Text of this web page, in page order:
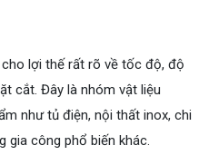
lợi thế rất rõ về tốc độ, độ
cắt. Đây là nhóm vật liệu
như tủ điện, nội thất inox, chi
gia công phổ biến khác.